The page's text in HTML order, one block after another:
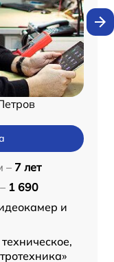
– 7 лет
1 690
и